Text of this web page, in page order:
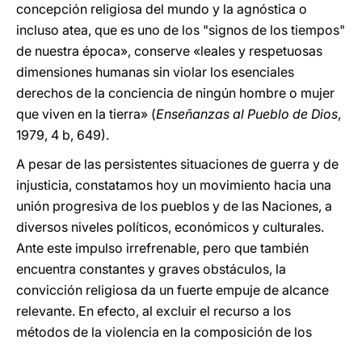
concepción religiosa del mundo y la agnóstica o
incluso atea, que es uno de los "signos de los tiempos"
de nuestra época», conserve «leales y respetuosas
dimensiones humanas sin violar los esenciales
derechos de la conciencia de ningún hombre o mujer
que viven en la tierra» (Enseñanzas al Pueblo de Dios,
1979, 4 b, 649).
A pesar de las persistentes situaciones de guerra y de
injusticia, constatamos hoy un movimiento hacia una
unión progresiva de los pueblos y de las Naciones, a
diversos niveles políticos, económicos y culturales.
Ante este impulso irrefrenable, pero que también
encuentra constantes y graves obstáculos, la
convicción religiosa da un fuerte empuje de alcance
relevante. En efecto, al excluir el recurso a los
métodos de la violencia en la composición de los